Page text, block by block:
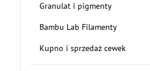
Granulat i pigmenty
Bambu Lab Filamenty
Kupno i sprzedaż cewek